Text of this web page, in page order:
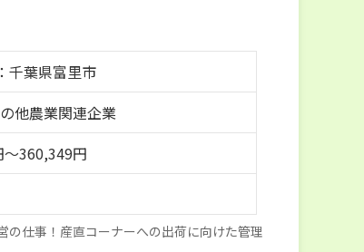
千葉県富里市
他農業関連企業
360,349円
の仕事！産直コーナーへの出荷に向けた管理